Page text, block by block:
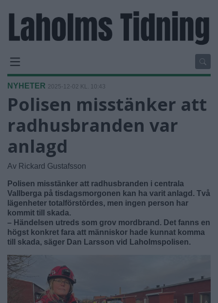
NYHETER 2025-12-02 KL. 10:43
Polisen misstänker att
radhusbranden var
anlagd
Av Rickard Gustafsson
Polisen misstänker att radhusbranden i centrala
Vallberga på tisdagsmorgonen kan ha varit anlagd. Två
lägenheter totalförstördes, men ingen person har
kommit till skada.
– Händelsen utreds som grov mordbrand. Det fanns en
högst konkret fara att människor hade kunnat komma
till skada, säger Dan Larsson vid Laholmspolisen.